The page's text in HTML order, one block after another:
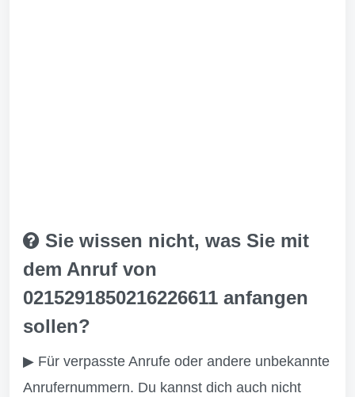
Sie wissen nicht, was Sie mit
dem Anruf von
0215291850216226611 anfangen
sollen?
▶ Für verpasste Anrufe oder andere unbekannte
Anrufernummern. Du kannst dich auch nicht